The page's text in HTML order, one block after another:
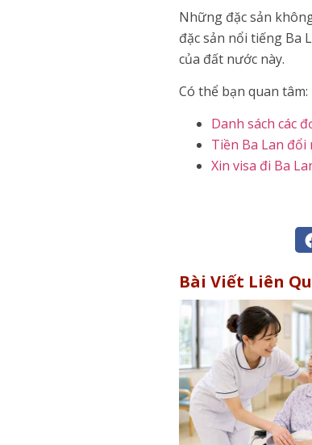
Những đặc sản
đặc sản nổi tiếng Ba
của đất nước này.
Có thể bạn quan tâm:
Danh sách các
Tiền Ba Lan đổi
Xin visa đi Ba
Bài Viết Liên